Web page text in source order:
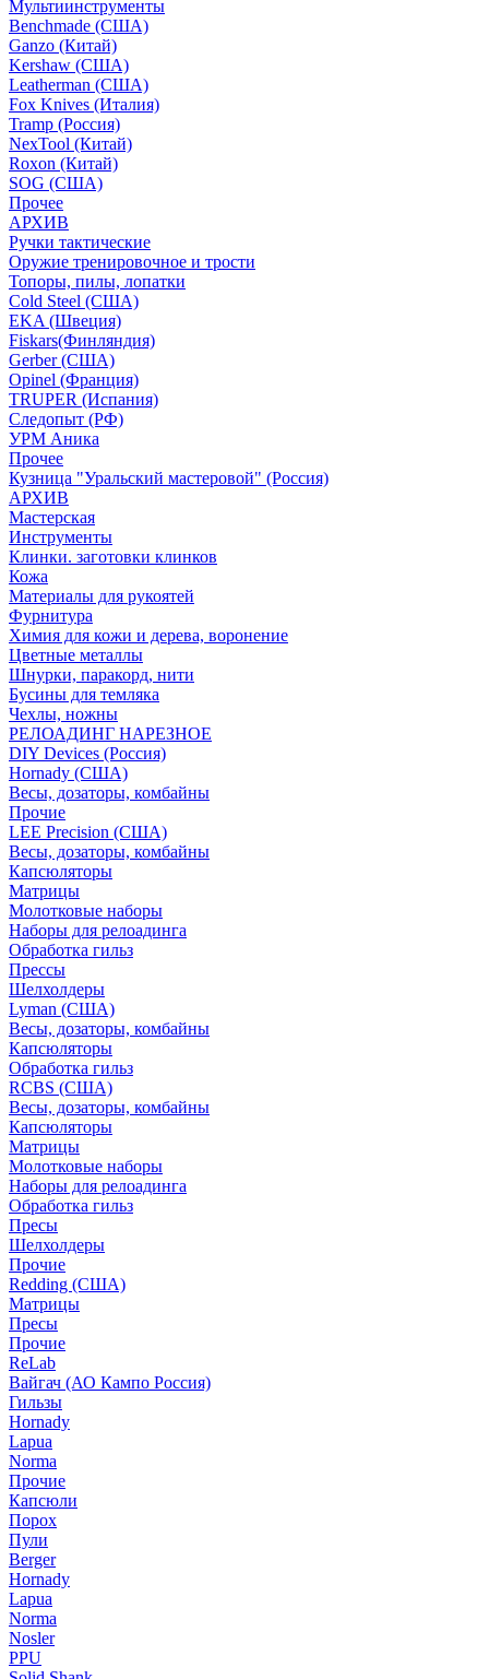
Мультиинструменты
Benchmade (США)
Ganzo (Китай)
Kershaw (США)
Leatherman (США)
Fox Knives (Италия)
Tramp (Россия)
NexTool (Китай)
Roxon (Китай)
SOG (США)
Прочее
АРХИВ
Ручки тактические
Оружие тренировочное и трости
Топоры, пилы, лопатки
Cold Steel (США)
EKA (Швеция)
Fiskars(Финляндия)
Gerber (США)
Opinel (Франция)
TRUPER (Испания)
Следопыт (РФ)
УРМ Аника
Прочее
Кузница "Уральский мастеровой" (Россия)
АРХИВ
Мастерская
Инструменты
Клинки. заготовки клинков
Кожа
Материалы для рукоятей
Фурнитура
Химия для кожи и дерева, воронение
Цветные металлы
Шнурки, паракорд, нити
Бусины для темляка
Чехлы, ножны
РЕЛОАДИНГ НАРЕЗНОЕ
DIY Devices (Россия)
Hornady (США)
Весы, дозаторы, комбайны
Прочие
LEE Precision (США)
Весы, дозаторы, комбайны
Капсюляторы
Матрицы
Молотковые наборы
Наборы для релоадинга
Обработка гильз
Преcсы
Шелхолдеры
Lyman (США)
Весы, дозаторы, комбайны
Капсюляторы
Обработка гильз
RCBS (США)
Весы, дозаторы, комбайны
Капсюляторы
Матрицы
Молотковые наборы
Наборы для релоадинга
Обработка гильз
Пресы
Шелхолдеры
Прочие
Redding (США)
Матрицы
Пресы
Прочие
ReLab
Вайгач (АО Кампо Россия)
Гильзы
Hornady
Lapua
Norma
Прочие
Капсюли
Порох
Пули
Berger
Hornady
Lapua
Norma
Nosler
PPU